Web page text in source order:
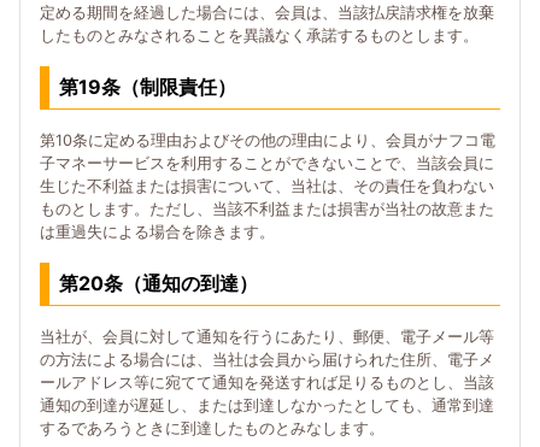
定める期間を経過した場合には、会員は、当該払戻請求権を放棄
したものとみなされることを異議なく承諾するものとします。
第19条（制限責任）
第10条に定める理由およびその他の理由により、会員がナフコ電
子マネーサービスを利用することができないことで、当該会員に
生じた不利益または損害について、当社は、その責任を負わない
ものとします。ただし、当該不利益または損害が当社の故意また
は重過失による場合を除きます。
第20条（通知の到達）
当社が、会員に対して通知を行うにあたり、郵便、電子メール等
の方法による場合には、当社は会員から届けられた住所、電子メ
ールアドレス等に宛てて通知を発送すれば足りるものとし、当該
通知の到達が遅延し、または到達しなかったとしても、通常到達
するであろうときに到達したものとみなします。